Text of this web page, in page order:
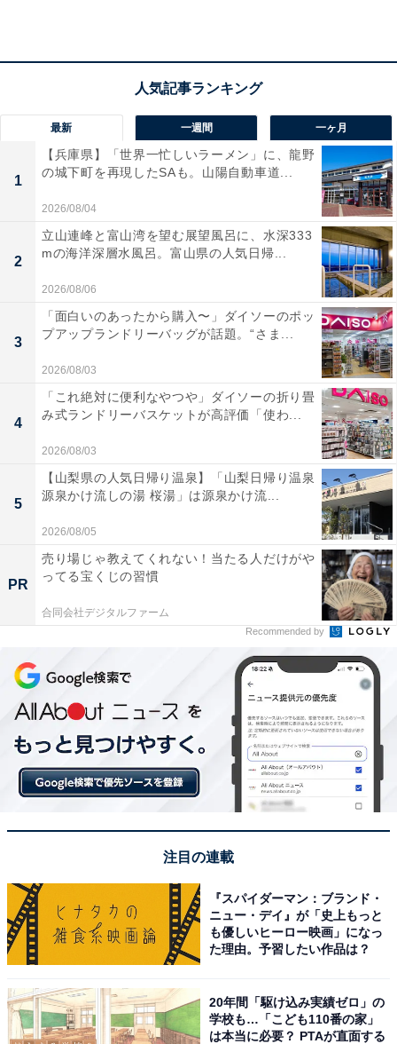
「かわば田園温泉『楽楽の湯』」の口コミは？
「かわば田園温泉『楽楽の湯』」には以下のような口コ
ミが寄せられています。
道の駅「川場田園プラザ」から非常に近い好立地に
あり、観光や買い物の帰りに気軽に立ち寄りやす
い。
周囲を豊かな自然に囲まれており、露天風呂や庭園
から眺める長閑な田園風景や山々の景色にとても癒
されます。
館内はこじんまりとしつつも、純和風の落ち着いた
雰囲気で清潔感があり、ゆったりと休憩室でくつろ
げます。
アクセス・料金情報は？ 泊まれる？
最新 一週間 一ヶ月
1
【兵庫県】「世界一忙しいラーメン」に、龍野
の城下町を再現したSAも。山陽自動車道...
2026/08/04
2
立山連峰と富山湾を望む展望風呂に、水深333
mの海洋深層水風呂。富山県の人気日帰...
2026/08/06
3
「面白いのあったから購入〜」ダイソーのポッ
プアップランドリーバッグが話題。“さま...
2026/08/03
4
「これ絶対に便利なやつや」ダイソーの折り畳
み式ランドリーバスケットが高評価「使わ...
2026/08/03
5
【山梨県の人気日帰り温泉】「山梨日帰り温泉
源泉かけ流しの湯 桜湯」は源泉かけ流...
2026/08/05
PR
売り場じゃ教えてくれない！当たる人だけがや
ってる宝くじの習慣
合同会社デジタルファーム
Recommended by
注目の連載
『スパイダーマン：ブランド・
ニュー・デイ』が「史上もっと
も優しいヒーロー映画」になっ
た理由。予習したい作品は？
20年間「駆け込み実績ゼロ」の
学校も…「こども110番の家」
は本当に必要？ PTAが直面する